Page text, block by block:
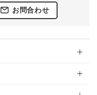
お問合わせ